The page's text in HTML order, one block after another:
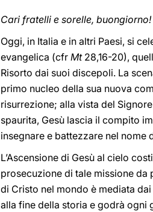
Cari fratelli e sorelle, buongiorno!
Oggi, in Italia e in altri Paesi, si
evangelica (cfr Mt28,16-20),
Risorto dai suoi discepoli. La
primo nucleo della sua nuova
risurrezione; alla vista del
spaurita, Gesù lascia il compito
insegnare e battezzare nel nome
L’Ascensione di Gesù al cielo
prosecuzione di tale missione da
di Cristo nel mondo è mediata
alla fine della storia e godrà ogni